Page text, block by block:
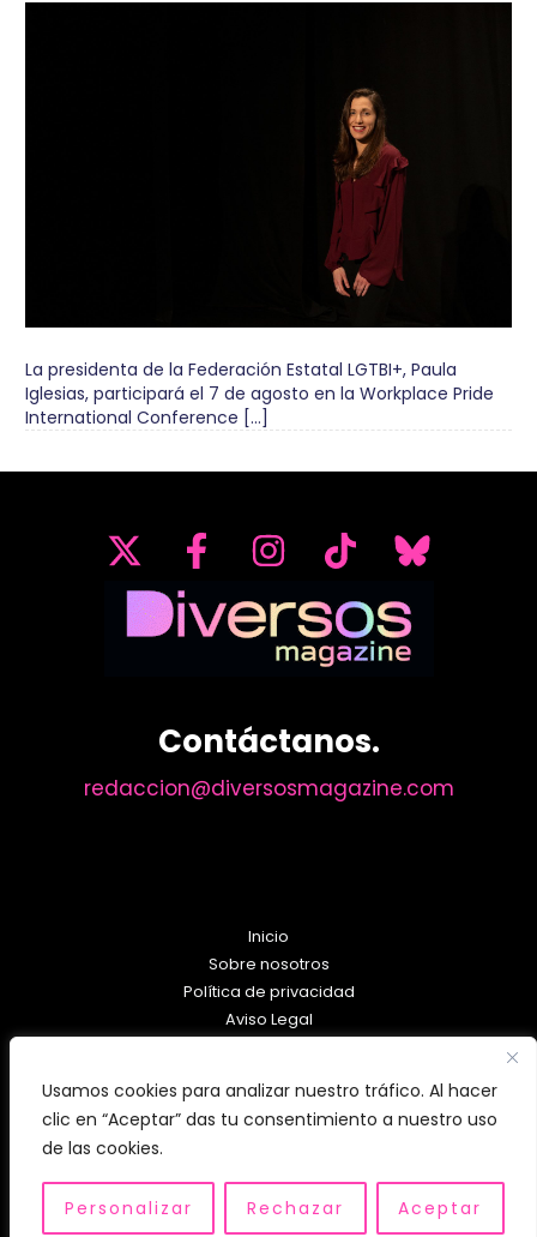
Usamos cookies para analizar nuestro tráfico. Al hacer
clic en “Aceptar” das tu consentimiento a nuestro uso
de las cookies.
Personalizar Rechazar Aceptar
La presidenta de la Federación Estatal LGTBI+, Paula
Iglesias, participará el 7 de agosto en la Workplace Pride
International Conference […]
Contáctanos.
redaccion@diversosmagazine.com
Inicio
Sobre nosotros
Política de privacidad
Aviso Legal
Copyright © 2026 diversosmagazine